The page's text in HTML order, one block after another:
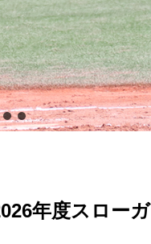
年度スロー